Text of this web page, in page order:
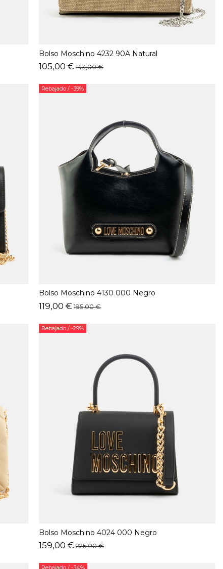
Bolso Moschino 4232 90A Natural
105,00 € 143,00 €
Rebajado / -39%
Bolso Moschino 4130 000 Negro
119,00 € 195,00 €
Rebajado / -29%
Bolso Moschino 4024 000 Negro
159,00 € 225,00 €
Rebajado / -34%